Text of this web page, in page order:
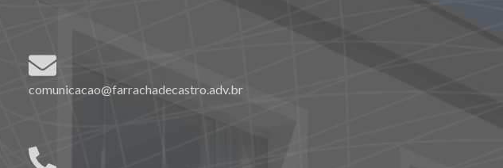
comunicacao@farrachadecastro.adv.br